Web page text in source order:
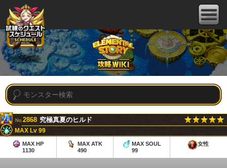
No.2868 究極真夏のヒルド
MAX Lv 99
MAX HP
1130
MAX ATK
490
MAX SOUL
99
女性